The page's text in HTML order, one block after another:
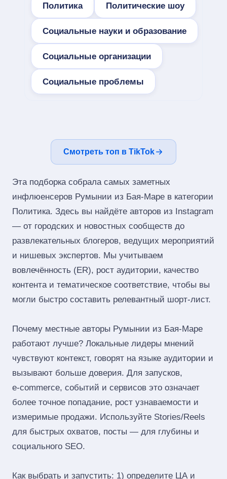
Политика Политические шоу
Социальные науки и образование
Социальные организации
Социальные проблемы
Смотреть топ в TikTok
Эта подборка собрала самых заметных
инфлюенсеров Румынии из Бая-Маре в категории
Политика. Здесь вы найдёте авторов из Instagram
— от городских и новостных сообществ до
развлекательных блогеров, ведущих мероприятий
и нишевых экспертов. Мы учитываем
вовлечённость (ER), рост аудитории, качество
контента и тематическое соответствие, чтобы вы
могли быстро составить релевантный шорт‑лист.
Почему местные авторы Румынии из Бая-Маре
работают лучше? Локальные лидеры мнений
чувствуют контекст, говорят на языке аудитории и
вызывают больше доверия. Для запусков,
e‑commerce, событий и сервисов это означает
более точное попадание, рост узнаваемости и
измеримые продажи. Используйте Stories/Reels
для быстрых охватов, посты — для глубины и
социального SEO.
Как выбрать и запустить: 1) определите ЦА и